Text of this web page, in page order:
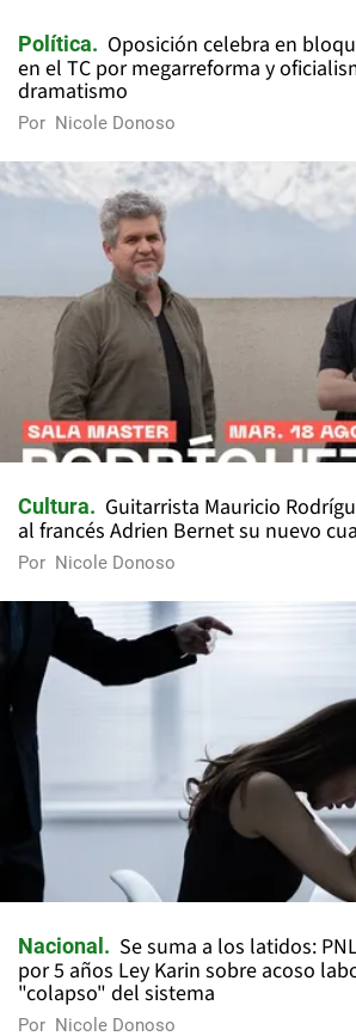
Política
Oposición celebra en
en el TC por megarreforma y
dramatismo
Por Nicole Donoso
Cultura
Guitarrista Mauricio
al francés Adrien Bernet su nuevo
Por Nicole Donoso
Nacional
Se suma a los latidos:
por 5 años Ley Karin sobre acoso
"colapso" del sistema
Por Nicole Donoso